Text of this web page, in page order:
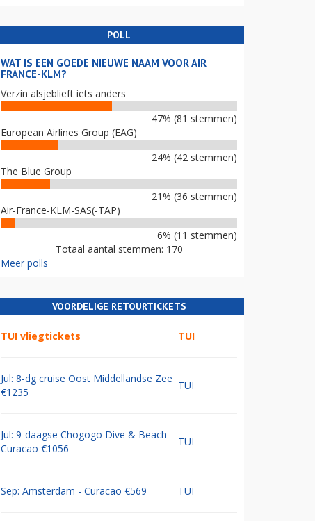
POLL
WAT IS EEN GOEDE NIEUWE NAAM VOOR AIR
FRANCE-KLM?
Verzin alsjeblieft iets anders
47% (81 stemmen)
European Airlines Group (EAG)
24% (42 stemmen)
The Blue Group
21% (36 stemmen)
Air-France-KLM-SAS(-TAP)
6% (11 stemmen)
Totaal aantal stemmen: 170
Meer polls
VOORDELIGE RETOURTICKETS
TUI vliegtickets TUI
Jul: 8-dg cruise Oost Middellandse Zee
€1235
TUI
Jul: 9-daagse Chogogo Dive & Beach
Curacao €1056
TUI
Sep: Amsterdam - Curacao €569 TUI